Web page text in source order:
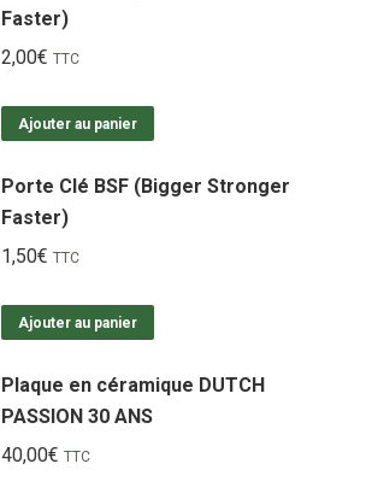
Faster)
2,00€ TTC
Ajouter au panier
Porte Clé BSF (Bigger Stronger
Faster)
1,50€ TTC
Ajouter au panier
Plaque en céramique DUTCH
PASSION 30 ANS
40,00€ TTC